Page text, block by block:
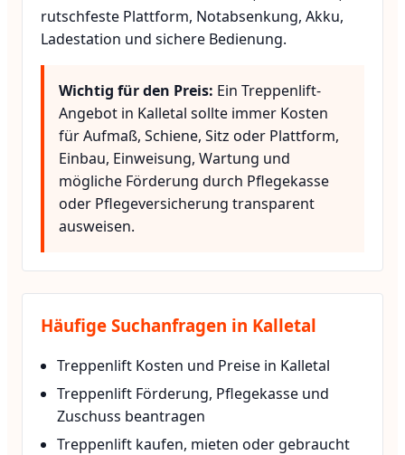
rutschfeste Plattform, Notabsenkung, Akku,
Ladestation und sichere Bedienung.
Wichtig für den Preis: Ein Treppenlift-
Angebot in Kalletal sollte immer Kosten
für Aufmaß, Schiene, Sitz oder Plattform,
Einbau, Einweisung, Wartung und
mögliche Förderung durch Pflegekasse
oder Pflegeversicherung transparent
ausweisen.
Häufige Suchanfragen in Kalletal
Treppenlift Kosten und Preise in Kalletal
Treppenlift Förderung, Pflegekasse und
Zuschuss beantragen
Treppenlift kaufen, mieten oder gebraucht